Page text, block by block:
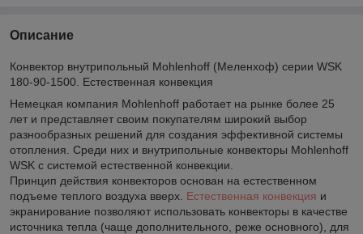
Описание
Конвектор внутрипольный Mohlenhoff (Меленхоф) серии WSK
180-90-1500. Естественная конвекция
Немецкая компания Mohlenhoff работает на рынке более 25
лет и представляет своим покупателям широкий выбор
разнообразных решений для создания эффективной системы
отопления. Среди них и внутрипольные конвекторы Mohlenhoff
WSK с системой естественной конвекции.
Принцип действия конвекторов основан на естественном
подъеме теплого воздуха вверх. Естественная конвекция и
экранирование позволяют использовать конвекторы в качестве
источника тепла (чаще дополнительного, реже основного), для